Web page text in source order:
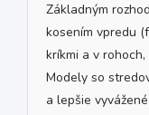
Základným
kosením vpredu
kríkmi a v
Modely so
a lepšie